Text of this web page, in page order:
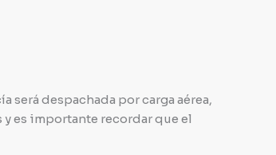
será despachada por carga aérea,
y es importante recordar que el